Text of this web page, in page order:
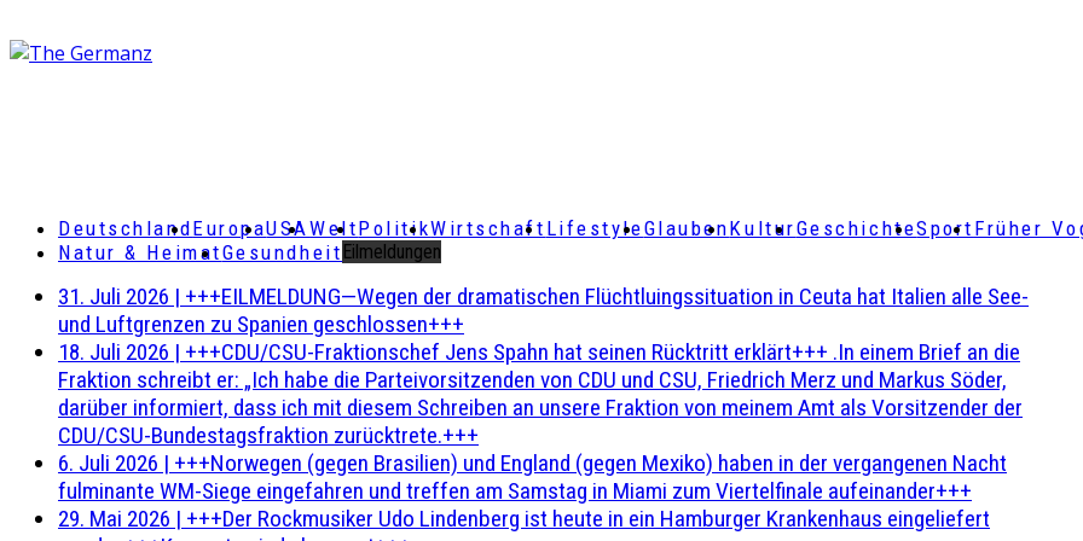
DeutschlandEuropaUSAWeltPolitikWirtschaft LifestyleGlaubenKulturGeschichteSport Früher
Natur & HeimatGesundheit Eilmeldungen
31. Juli 2026 | +++EILMELDUNG—Wegen der dramatischen Flüchtluingssituation in Ceuta hat Italien alle See-
und Luftgrenzen zu Spanien geschlossen+++
18. Juli 2026 | +++CDU/CSU-Fraktionschef Jens Spahn hat seinen Rücktritt erklärt+++ .In einem Brief an die
Fraktion schreibt er: „Ich habe die Parteivorsitzenden von CDU und CSU, Friedrich Merz und Markus Söder,
darüber informiert, dass ich mit diesem Schreiben an unsere Fraktion von meinem Amt als Vorsitzender der
CDU/CSU-Bundestagsfraktion zurücktrete.+++
6. Juli 2026 | +++Norwegen (gegen Brasilien) und England (gegen Mexiko) haben in der vergangenen Nacht
fulminante WM-Siege eingefahren und treffen am Samstag in Miami zum Viertelfinale aufeinander+++
29. Mai 2026 | +++Der Rockmusiker Udo Lindenberg ist heute in ein Hamburger Krankenhaus eingeliefert